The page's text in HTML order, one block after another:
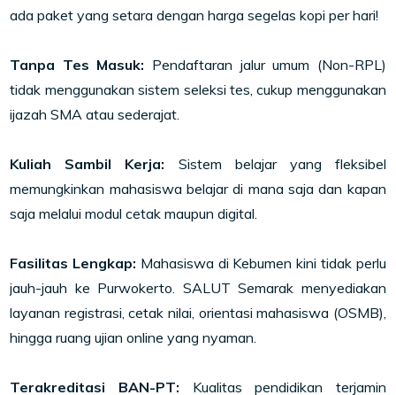
ada paket yang setara dengan harga segelas kopi per hari!
Tanpa Tes Masuk: Pendaftaran jalur umum (Non-RPL)
tidak menggunakan sistem seleksi tes, cukup menggunakan
ijazah SMA atau sederajat.
Kuliah Sambil Kerja: Sistem belajar yang fleksibel
memungkinkan mahasiswa belajar di mana saja dan kapan
saja melalui modul cetak maupun digital.
Fasilitas Lengkap: Mahasiswa di Kebumen kini tidak perlu
jauh-jauh ke Purwokerto. SALUT Semarak menyediakan
layanan registrasi, cetak nilai, orientasi mahasiswa (OSMB),
hingga ruang ujian online yang nyaman.
Terakreditasi BAN-PT: Kualitas pendidikan terjamin